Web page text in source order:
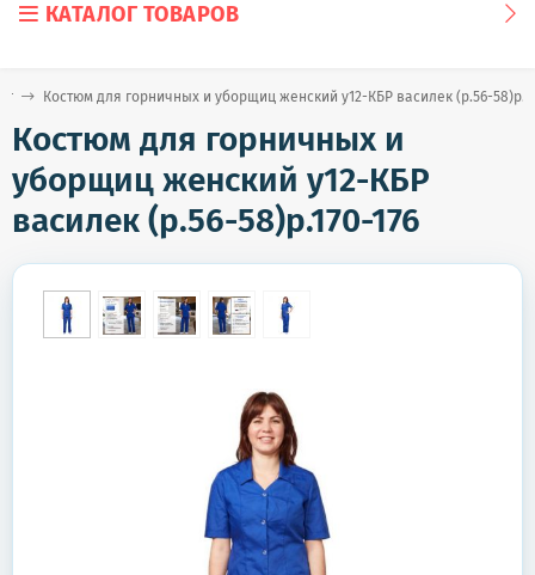
КАТАЛОГ ТОВАРОВ
Костюм для горничных и уборщиц женский у12-КБР василек (р.56-
Костюм для горничных и
уборщиц женский у12-КБР
василек (р.56-58)р.170-176